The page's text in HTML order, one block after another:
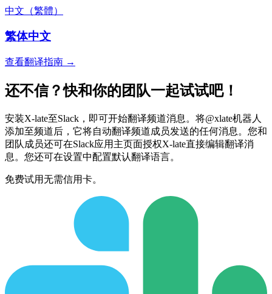
中文（繁體）
繁体中文
查看翻译指南 →
还不信？快和你的团队一起试试吧！
安装X-late至Slack，即可开始翻译频道消息。将@xlate机器人
添加至频道后，它将自动翻译频道成员发送的任何消息。您和
团队成员还可在Slack应用主页面授权X-late直接编辑翻译消
息。您还可在设置中配置默认翻译语言。
免费试用无需信用卡。